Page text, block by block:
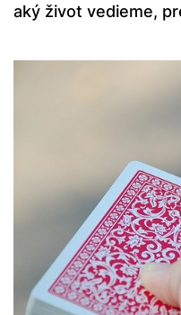
aký život vedieme,